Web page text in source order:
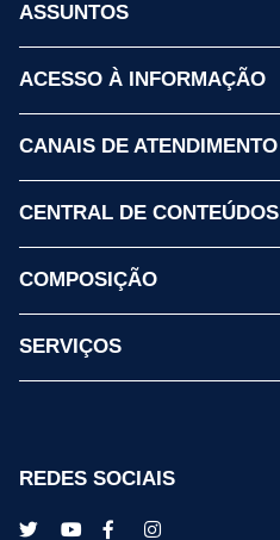
ASSUNTOS
ACESSO À INFORMAÇÃO
CANAIS DE ATENDIMENTO
CENTRAL DE CONTEÚDOS
COMPOSIÇÃO
SERVIÇOS
REDES SOCIAIS